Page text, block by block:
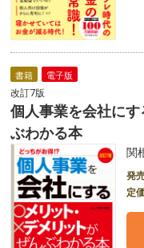
書籍 電子版
改訂7版
個人事業を会社に
ぶわかる本
関
発
定